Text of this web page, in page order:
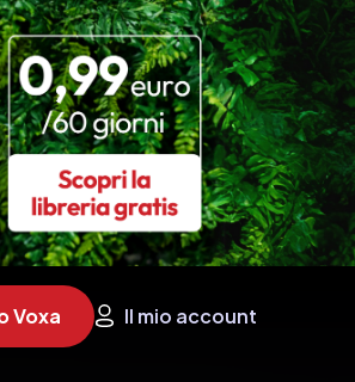
Voxa Il mio account